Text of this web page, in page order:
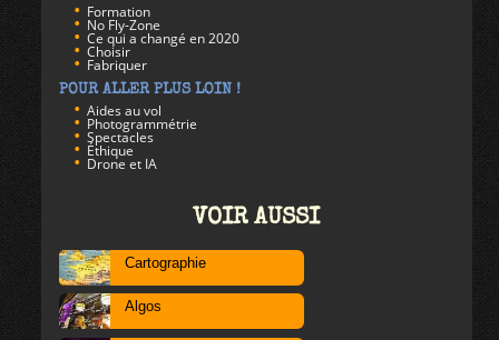
Formation
No Fly-Zone
Ce qui a changé en 2020
Choisir
Fabriquer
POUR ALLER PLUS LOIN !
Aides au vol
Photogrammétrie
Spectacles
Éthique
Drone et IA
VOIR AUSSI
Cartographie
Algos